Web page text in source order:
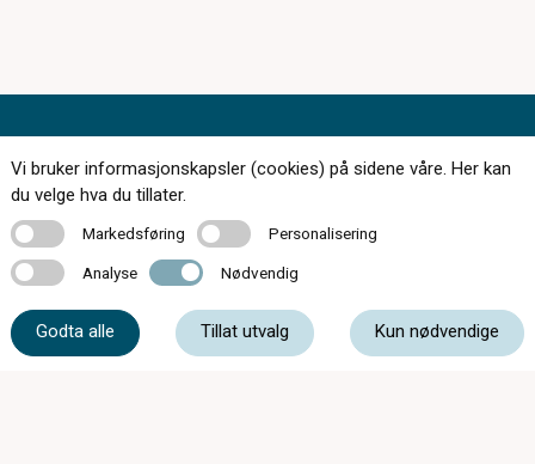
Kontakt oss
77 06 25 50
Vi bruker informasjonskapsler (cookies) på sidene våre. Her kan
du velge hva du tillater.
MarkedsføringMarkedsføring PersonaliseringPersonalisering
Analyse Analyse Nødvendig Nødvendig
Godta alle Tillat utvalg Kun nødvendige